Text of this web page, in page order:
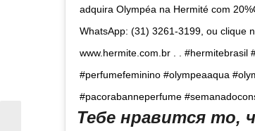
adquira Olympéa na Hermité com
WhatsApp: (31) 3261-3199, ou
www.hermite.com.br . . #hermitebrasil
#perfumefeminino #olympeaaqua
#pacorabanneperfume
Тебе нравится